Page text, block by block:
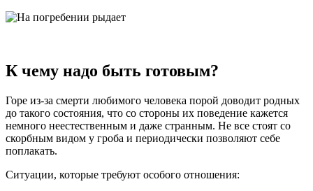
К чему надо быть готовым?
Горе из-за смерти любимого человека порой доводит родных
до такого состояния, что со стороны их поведение кажется
немного неестественным и даже странным. Не все стоят со
скорбным видом у гроба и периодически позволяют себе
поплакать.
Ситуации, которые требуют особого отношения: